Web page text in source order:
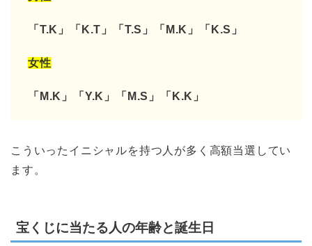
「T.K」「K.T」「T.S」「M.K」「K.S」
女性
「M.K」「Y.K」「M.S」「K.K」
こういったイニシャルを持つ人が多く高額当選してい
ます。
宝くじに当たる人の年齢と誕生日